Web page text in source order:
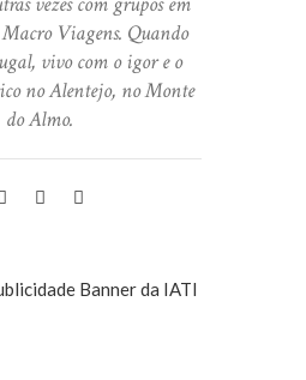
Viagens. Quando
vivo com o igor e o
no Alentejo, no Monte
do Almo.